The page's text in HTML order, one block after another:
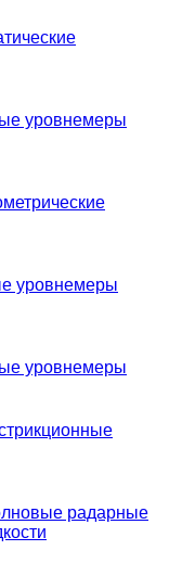
уровнемеры
уровнемеры
уровнемеры
радарные